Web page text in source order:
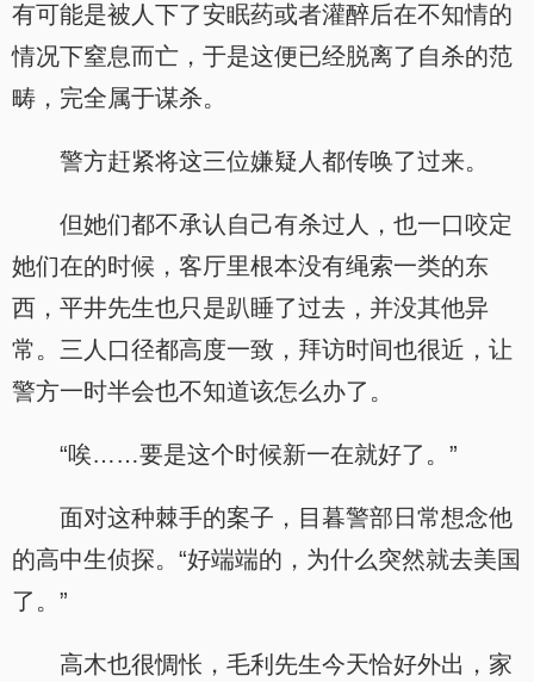
有可能是被人下了安眠药或者灌醉后在不知情的
情况下窒息而亡，于是这便已经脱离了自杀的范
畴，完全属于谋杀。
警方赶紧将这三位嫌疑人都传唤了过来。
但她们都不承认自己有杀过人，也一口咬定
她们在的时候，客厅里根本没有绳索一类的东
西，平井先生也只是趴睡了过去，并没其他异
常。三人口径都高度一致，拜访时间也很近，让
警方一时半会也不知道该怎么办了。
“唉……要是这个时候新一在就好了。”
面对这种棘手的案子，目暮警部日常想念他
的高中生侦探。“好端端的，为什么突然就去美国
了。”
高木也很惆怅，毛利先生今天恰好外出，家